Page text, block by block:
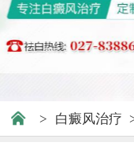
> 白癜风治疗